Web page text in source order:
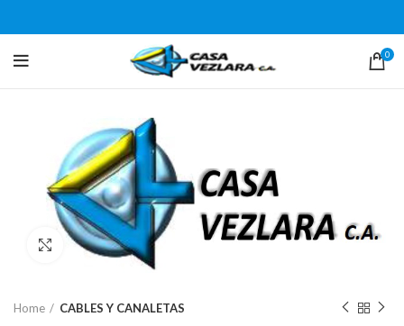
0
Click para agrandar
Home CABLES Y CANALETAS